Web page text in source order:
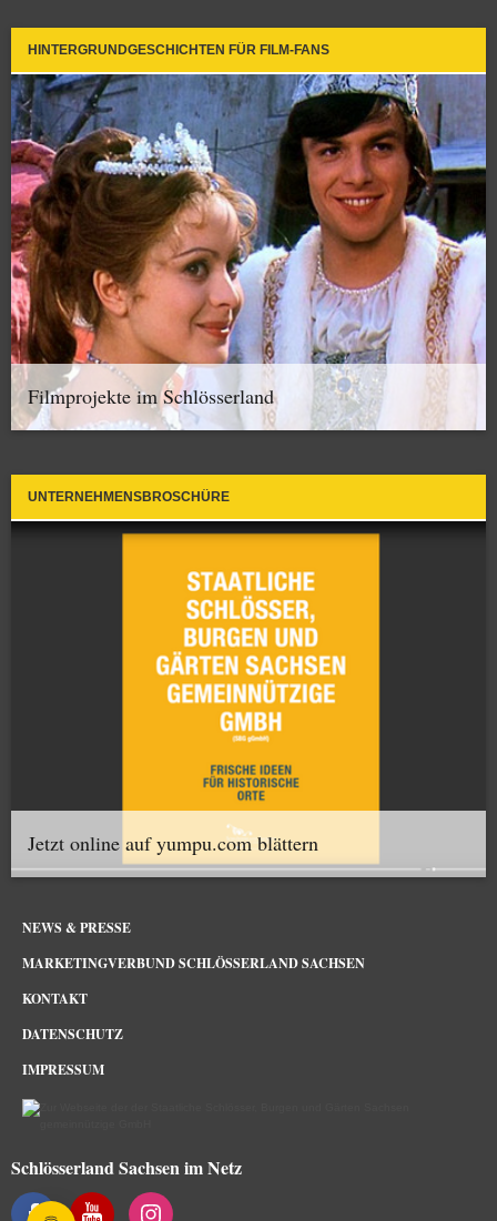
HINTERGRUNDGESCHICHTEN FÜR FILM-FANS
Filmprojekte im Schlösserland
UNTERNEHMENSBROSCHÜRE
Jetzt online auf yumpu.com blättern
NEWS & PRESSE
MARKETINGVERBUND SCHLÖSSERLAND SACHSEN
KONTAKT
DATENSCHUTZ
IMPRESSUM
Schlösserland Sachsen im Netz